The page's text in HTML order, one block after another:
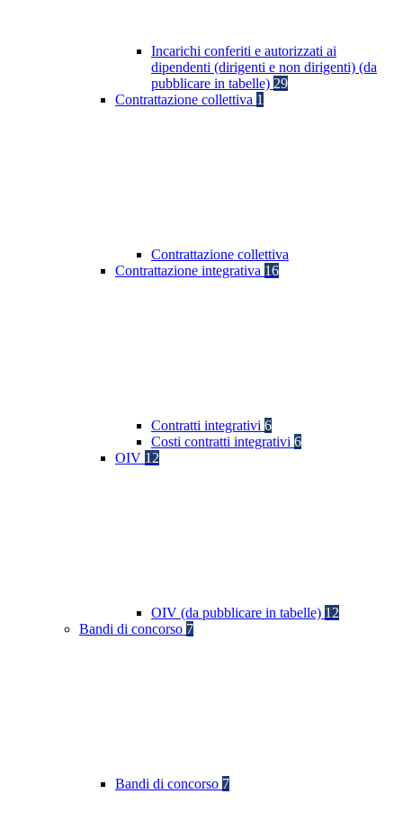
Incarichi conferiti e autorizzati ai
dipendenti (dirigenti e non dirigenti) (da
pubblicare in tabelle) 29
Contrattazione collettiva 1
Contrattazione collettiva
Contrattazione integrativa 16
Contratti integrativi 6
Costi contratti integrativi 6
OIV 12
OIV (da pubblicare in tabelle) 12
Bandi di concorso 7
Bandi di concorso 7